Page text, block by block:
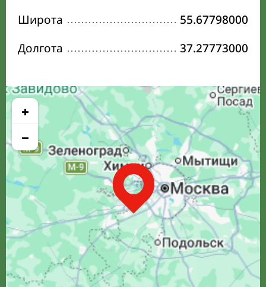
Широта
55.67798000
Долгота
37.27773000
+
−